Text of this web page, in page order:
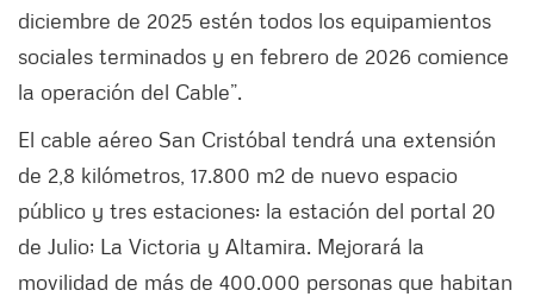
diciembre de 2025 estén todos los equipamientos
sociales terminados y en febrero de 2026 comience
la operación del Cable”.
El cable aéreo San Cristóbal tendrá una extensión
de 2,8 kilómetros, 17.800 m2 de nuevo espacio
público y tres estaciones: la estación del portal 20
de Julio; La Victoria y Altamira. Mejorará la
movilidad de más de 400.000 personas que habitan